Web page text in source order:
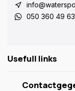
050 360 49 63
Usefull links